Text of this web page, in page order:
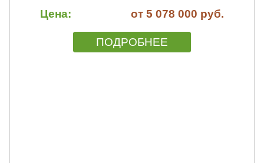
Цена: от 5 078 000 руб.
ПОДРОБНЕЕ